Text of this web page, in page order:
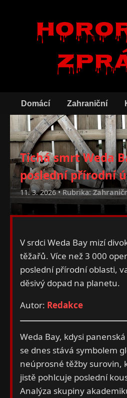
Domácí Zahraniční
Tichá smrt Weda
poslední přírodní
11. 3. 2026 • Rubrika:
V srdci Weda Bay mizí
těžařů. Více než 3 000
poslední přírodní oblasti,
děsivý dopad na planetu.
Autor: Redakce
Weda Bay, kdysi
se dnes stává symbolem
neúprosné těžby surovin,
jistě pohlcuje poslední
Analýza skupiny